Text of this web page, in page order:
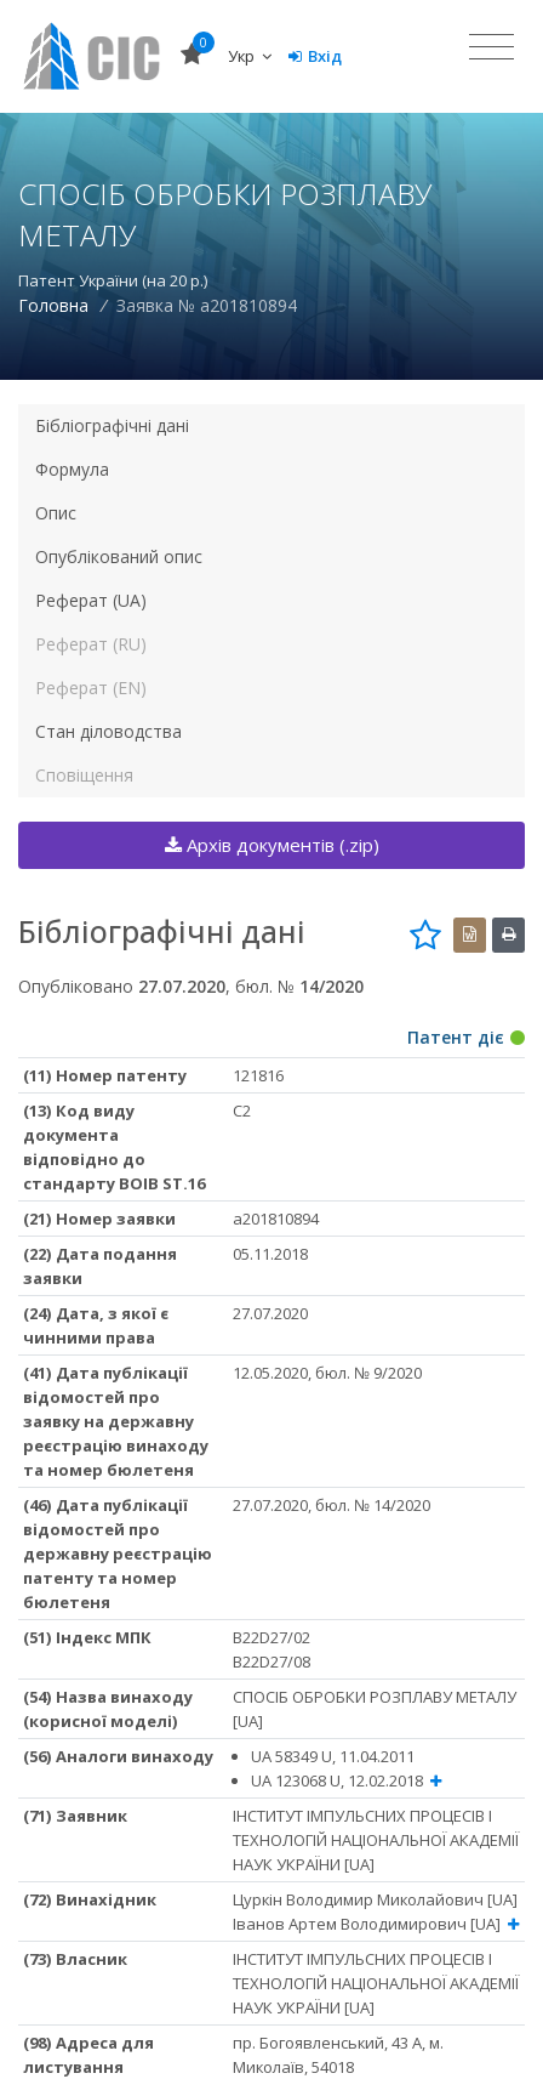
0
Укр Вхід
СПОСІБ ОБРОБКИ РОЗПЛАВУ
МЕТАЛУ
Патент України (на 20 р.)
Головна / Заявка № a201810894
Бібліографічні дані
Формула
Опис
Опублікований опис
Реферат (UA)
Реферат (RU)
Реферат (EN)
Стан діловодства
Сповіщення
Архів документів (.zip)
Бібліографічні дані
Опубліковано 27.07.2020, бюл. № 14/2020
Патент діє
(11) Номер патенту
121816
(13) Код виду
документа
відповідно до
стандарту ВОІВ ST.16
C2
(21) Номер заявки
a201810894
(22) Дата подання
заявки
05.11.2018
(24) Дата, з якої є
чинними права
27.07.2020
(41) Дата публікації
відомостей про
заявку на державну
реєстрацію винаходу
та номер бюлетеня
12.05.2020, бюл. № 9/2020
(46) Дата публікації
відомостей про
державну реєстрацію
патенту та номер
бюлетеня
27.07.2020, бюл. № 14/2020
(51) Iндекс МПК
B22D27/02
B22D27/08
(54) Назва винаходу
(корисної моделі)
СПОСІБ ОБРОБКИ РОЗПЛАВУ МЕТАЛУ
[UA]
(56) Аналоги винаходу
UA 58349 U, 11.04.2011
UA 123068 U, 12.02.2018
(71) Заявник
ІНСТИТУТ ІМПУЛЬСНИХ ПРОЦЕСІВ І
ТЕХНОЛОГІЙ НАЦІОНАЛЬНОЇ АКАДЕМІЇ
НАУК УКРАЇНИ [UA]
(72) Винахідник
Цуркін Володимир Миколайович [UA]
Іванов Артем Володимирович [UA]
(73) Власник
ІНСТИТУТ ІМПУЛЬСНИХ ПРОЦЕСІВ І
ТЕХНОЛОГІЙ НАЦІОНАЛЬНОЇ АКАДЕМІЇ
НАУК УКРАЇНИ [UA]
(98) Адреса для
листування
пр. Богоявленський, 43 А, м.
Миколаїв, 54018